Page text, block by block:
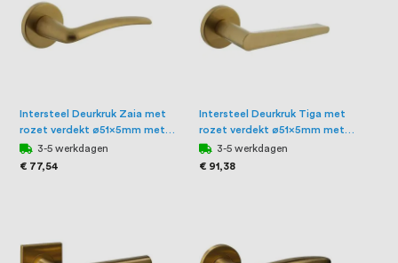
Intersteel Deurkruk Zaia met
rozet verdekt ø51x5mm met
nokken PVD messing mat
3-5 werkdagen
€ 77,54
Intersteel Deurkruk Tiga met
rozet verdekt ø51x5mm met
nokken PVD messing mat
3-5 werkdagen
€ 91,38